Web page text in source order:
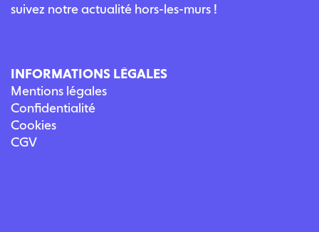
suivez notre actualité hors-les-murs !
INFORMATIONS LÉGALES
Mentions légales
Confidentialité
Cookies
CGV